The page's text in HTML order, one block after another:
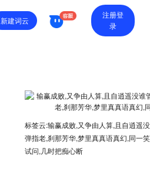
新建词云
注册登
录
标签云:输赢成败,又争由人算,且自逍遥
弹指老,刹那芳华,梦里真真语真幻,同一
试问,几时把痴心断